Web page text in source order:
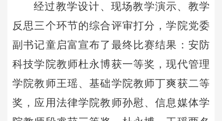
经过教学设计、现场教学演示、教学
反思三个环节的综合评审打分，学院党委
副书记童启富宣布了最终比赛结果：安防
科技学院教师杜永博获一等奖，现代管理
学院教师王瑶、基础学院教师丁爽获二等
奖，应用法律学院教师孙慰、信息媒体学